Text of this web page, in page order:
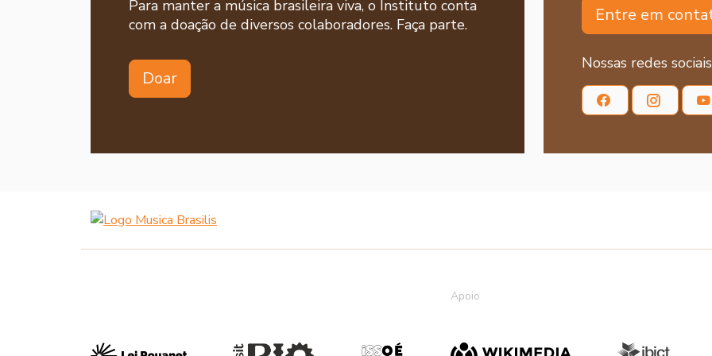
Para manter a música brasileira viva, o Instituto conta
com a doação de diversos colaboradores. Faça parte.
Doar
Entre em
Nossas redes sociais
Apoio